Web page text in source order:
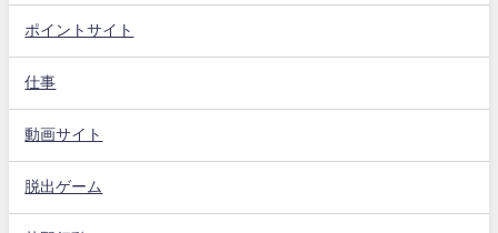
ポイントサイト
仕事
動画サイト
脱出ゲーム